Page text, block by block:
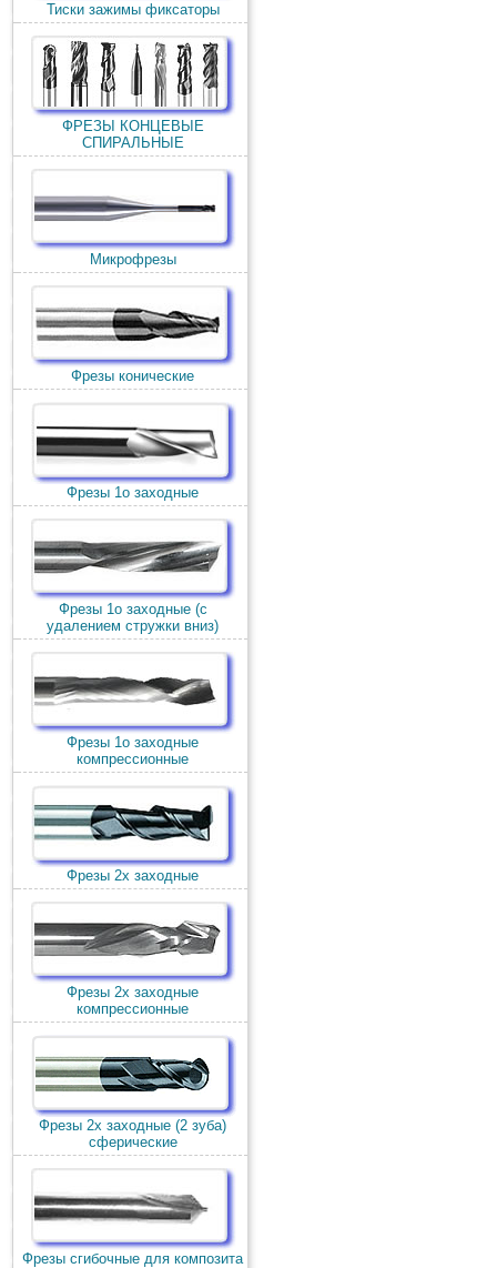
Тиски зажимы фиксаторы
ФРЕЗЫ КОНЦЕВЫЕ
СПИРАЛЬНЫЕ
Микрофрезы
Фрезы конические
Фрезы 1о заходные
Фрезы 1о заходные (c
удалением стружки вниз)
Фрезы 1о заходные
компрессионные
Фрезы 2х заходные
Фрезы 2х заходные
компрессионные
Фрезы 2х заходные (2 зуба)
сферические
Фрезы сгибочные для композита